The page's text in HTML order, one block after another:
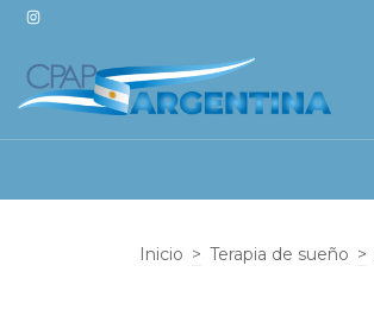
Inicio > Terapia de sueño >